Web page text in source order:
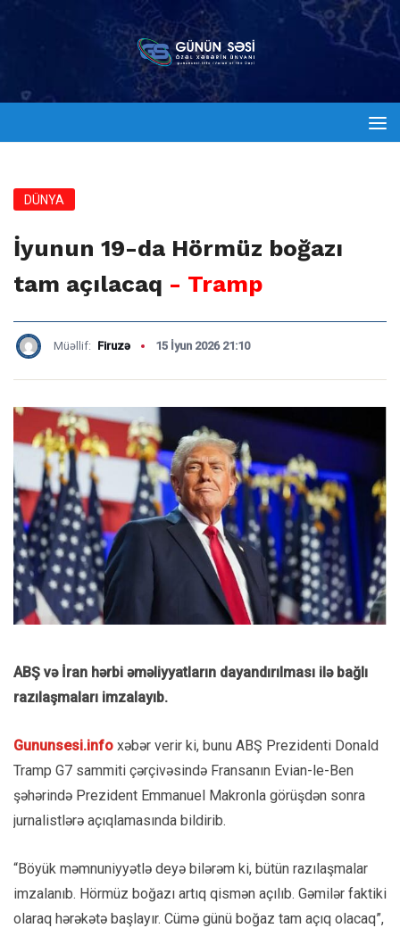
DÜNYA
İyunun 19-da Hörmüz boğazı
tam açılacaq - Tramp
Müəllif: Firuzə 15 İyun 2026 21:10
ABŞ və İran hərbi əməliyyatların dayandırılması ilə bağlı
razılaşmaları imzalayıb.
Gununsesi.info xəbər verir ki, bunu ABŞ Prezidenti Donald
Tramp G7 sammiti çərçivəsində Fransanın Evian-le-Ben
şəhərində Prezident Emmanuel Makronla görüşdən sonra
jurnalistlərə açıqlamasında bildirib.
“Böyük məmnuniyyətlə deyə bilərəm ki, bütün razılaşmalar
imzalanıb. Hörmüz boğazı artıq qismən açılıb. Gəmilər faktiki
olaraq hərəkətə başlayır. Cümə günü boğaz tam açıq olacaq”,